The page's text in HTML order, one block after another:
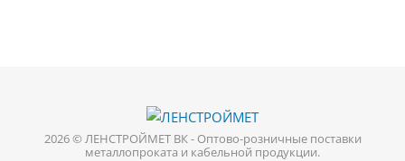
2026 © ЛЕНСТРОЙМЕТ ВК - Оптово-розничные поставки
металлопроката и кабельной продукции.